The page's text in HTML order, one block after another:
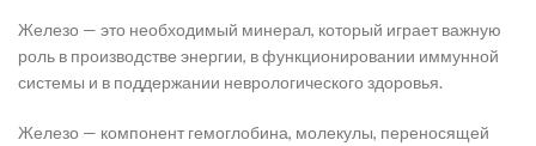
Железо — это необходимый минерал, который играет важную
роль в производстве энергии, в функционировании иммунной
системы и в поддержании неврологического здоровья.
Железо — компонент гемоглобина, молекулы, переносящей